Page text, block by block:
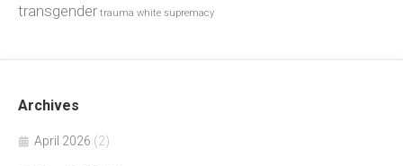
transgender trauma white supremacy
Archives
April 2026 (2)